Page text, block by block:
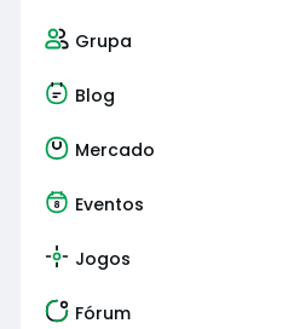
Grupa
Blog
Mercado
Eventos
Jogos
Fórum